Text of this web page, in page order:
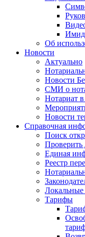
Об
Новости
Актуально
Новости
СМИ о
Нотариат
Новости
Справочная
Поиск
Проверить
Единая
Реестр
Тарифы